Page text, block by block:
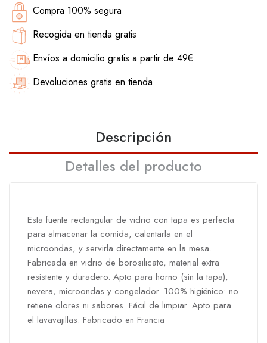
Compra 100% segura
Recogida en tienda gratis
Envíos a domicilio gratis a partir de 49€
Devoluciones gratis en tienda
Descripción
Detalles del producto
Esta fuente rectangular de vidrio con tapa es perfecta
para almacenar la comida, calentarla en el
microondas, y servirla directamente en la mesa.
Fabricada en vidrio de borosilicato, material extra
resistente y duradero. Apto para horno (sin la tapa),
nevera, microondas y congelador. 100% higiénico: no
retiene olores ni sabores. Fácil de limpiar. Apto para
el lavavajillas. Fabricado en Francia